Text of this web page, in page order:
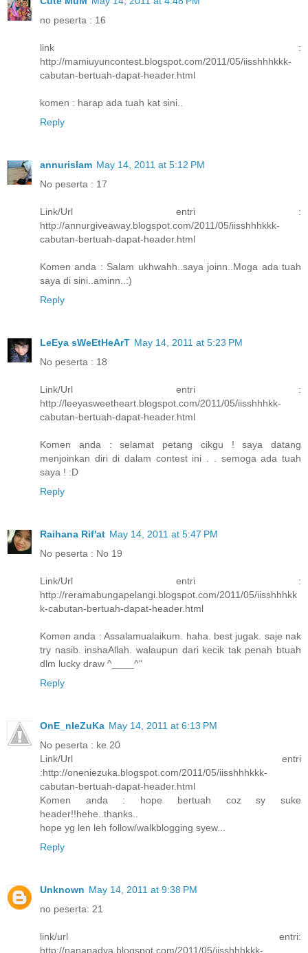
no peserta : 16
link :
http://mamiuyuncontest.blogspot.com/2011/05/iisshhhkkk-
cabutan-bertuah-dapat-header.html
komen : harap ada tuah kat sini..
Reply
annurislam May 14, 2011 at 5:12 PM
No peserta : 17
Link/Url entri :
http://annurgiveaway.blogspot.com/2011/05/iisshhhkkk-
cabutan-bertuah-dapat-header.html
Komen anda : Salam ukhwahh..saya joinn..Moga ada tuah
saya di sini..aminn..:)
Reply
LeEya sWeEtHeArT May 14, 2011 at 5:23 PM
No peserta : 18
Link/Url entri :
http://leeyasweetheart.blogspot.com/2011/05/iisshhhkk-
cabutan-bertuah-dapat-header.html
Komen anda : selamat petang cikgu ! saya datang
menjoinkan diri di dalam contest ini . . semoga ada tuah
saya ! :D
Reply
Raihana Rif'at May 14, 2011 at 5:47 PM
No peserta : No 19
Link/Url entri :
http://reramabungapelangi.blogspot.com/2011/05/iisshhhkk
k-cabutan-bertuah-dapat-header.html
Komen anda : Assalamualaikum. haha. best jugak. saje nak
try nasib. inshaAllah. walaupun dari kecik tak penah btuah
dlm lucky draw ^____^"
Reply
OnE_nIeZuKa May 14, 2011 at 6:13 PM
No peserta : ke 20
Link/Url entri
:http://oneniezuka.blogspot.com/2011/05/iisshhhkkk-
cabutan-bertuah-dapat-header.html
Komen anda : hope bertuah coz sy suke
header!!hehe..thanks..
hope yg len leh follow/walkblogging syew...
Reply
Unknown May 14, 2011 at 9:38 PM
no peserta: 21
link/url entri:
http://nananadya.blogspot.com/2011/05/iisshhhkkk-